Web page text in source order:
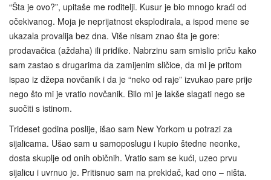
“Šta je ovo?”, upitaše me roditelji. Kusur je bio mnogo kraći od
očekivanog. Moja je neprijatnost eksplodirala, a ispod mene se
ukazala provalija bez dna. Više nisam znao šta je gore:
prodavačica (aždaha) ili pridike. Nabrzinu sam smislio priču kako
sam zastao s drugarima da zamijenim sličice, da mi je pritom
ispao iz džepa novčanik i da je “neko od raje” izvukao pare prije
nego što mi je vratio novčanik. Bilo mi je lakše slagati nego se
suočiti s istinom.
Trideset godina poslije, išao sam New Yorkom u potrazi za
sijalicama. Ušao sam u samoposlugu i kupio štedne neonke,
dosta skuplje od onih običnih. Vratio sam se kući, uzeo prvu
sijalicu i uvrnuo je. Pritisnuo sam na prekidač, kad ono – ništa.